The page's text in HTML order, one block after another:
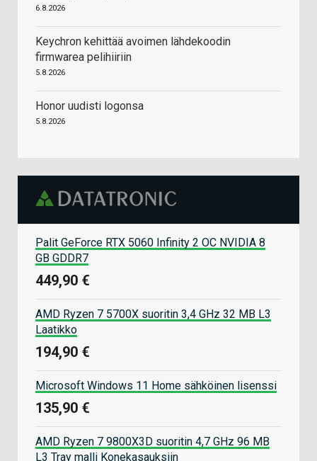
6.8.2026
Keychron kehittää avoimen lähdekoodin
firmwarea pelihiiriin
5.8.2026
Honor uudisti logonsa
5.8.2026
Palit GeForce RTX 5060 Infinity 2 OC NVIDIA 8
GB GDDR7
449,90 €
AMD Ryzen 7 5700X suoritin 3,4 GHz 32 MB L3
Laatikko
194,90 €
Microsoft Windows 11 Home sähköinen lisenssi
135,90 €
AMD Ryzen 7 9800X3D suoritin 4,7 GHz 96 MB
L3 Tray malli Konekasauksiin